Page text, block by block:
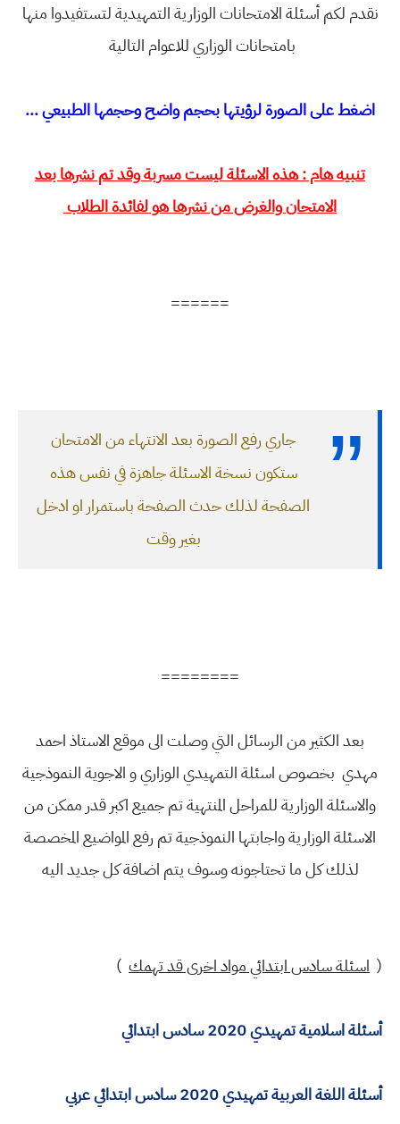
نقدم لكم أسئلة الامتحانات الوزارية التمهيدية لتستفيدوا منها
بامتحانات الوزاري للاعوام التالية
اضغط على الصورة لرؤيتها بحجم واضح وحجمها الطبيعي ...
تنبيه هام : هذه الاسئلة ليست مسربة وقد تم نشرها بعد
الامتحان والغرض من نشرها هو لفائدة الطلاب
======
جاري رفع الصورة بعد الانتهاء من الامتحان
ستكون نسخة الاسئلة جاهزة في نفس هذه
الصفحة لذلك حدث الصفحة باستمرار او ادخل
بغير وقت
========
بعد الكثير من الرسائل التي وصلت الى موقع الاستاذ احمد
مهدي بخصوص اسئلة التمهيدي الوزاري و الاجوية النموذجية
والاسئلة الوزارية للمراحل المنتهية تم جميع اكبر قدر ممكن من
الاسئلة الوزارية واجابتها النموذجية تم رفع المواضيع المخصصة
لذلك كل ما تحتاجونه وسوف يتم اضافة كل جديد اليه
( اسئلة سادس ابتدائي مواد اخرى قد تهمك )
أسئلة اسلامية تمهيدي 2020 سادس ابتدائي
أسئلة اللغة العربية تمهيدي 2020 سادس ابتدائي عربي